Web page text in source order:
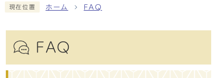
現在位置 ホーム FAQ
FAQ